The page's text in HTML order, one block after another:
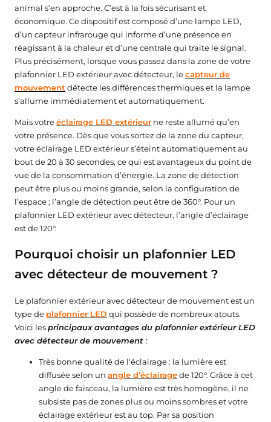
animal s’en approche. C’est à la fois sécurisant et
économique. Ce dispositif est composé d’une lampe LED,
d’un capteur infrarouge qui informe d’une présence en
réagissant à la chaleur et d’une centrale qui traite le signal.
Plus précisément, lorsque vous passez dans la zone de votre
plafonnier LED extérieur avec détecteur, lecapteur de
mouvement détecte les différences thermiques et la lampe
s’allume immédiatement et automatiquement.
Mais votreéclairage LED extérieur ne reste allumé qu’en
votre présence. Dès que vous sortez de la zone du capteur,
votre éclairage LED extérieur s’éteint automatiquement au
bout de 20 à 30 secondes, ce qui est avantageux du point de
vue de la consommation d’énergie. La zone de détection
peut être plus ou moins grande, selon la configuration de
l’espace ; l’angle de détection peut être de 360°. Pour un
plafonnier LED extérieur avec détecteur, l’angle d’éclairage
est de 120°.
Pourquoi choisir un plafonnier LED
avec détecteur de mouvement ?
Le plafonnier extérieur avec détecteur de mouvement est un
type de plafonnier LEDqui possède de nombreux atouts.
Voici lesprincipaux avantages du plafonnier extérieur LED
avec détecteur de mouvement :
Très bonne qualité de l'éclairage : la lumière est
diffusée selon un angle d’éclairagede 120°. Grâce à cet
angle de faisceau, la lumière est très homogène, il ne
subsiste pas de zones plus ou moins sombres et votre
éclairage extérieur est au top. Par sa position